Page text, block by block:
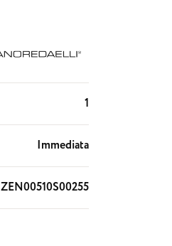
1
Immediata
ZEN00510S00255